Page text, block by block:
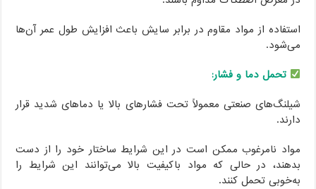
استفاده از مواد مقاوم در برابر سایش باعث افزایش طول عمر آن‌ها
می‌شود.
تحمل دما و فشار:
شیلنگ‌های صنعتی معمولاً تحت فشارهای بالا یا دماهای شدید قرار
دارند.
مواد نامرغوب ممکن است در این شرایط ساختار خود را از دست
بدهند، در حالی که مواد باکیفیت بالا می‌توانند این شرایط را
به‌خوبی تحمل کنند.